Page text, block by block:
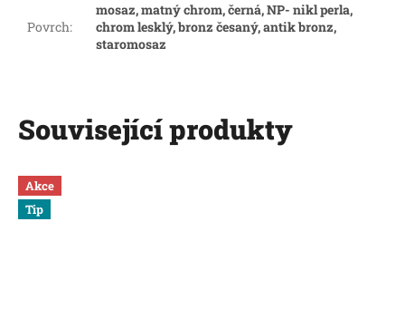
Povrch:
mosaz, matný chrom, černá, NP- nikl perla,
chrom lesklý, bronz česaný, antik bronz,
staromosaz
Související produkty
Akce
Tip